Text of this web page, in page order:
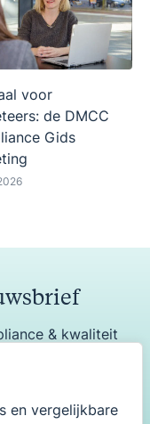
en vergelijkbare
voor
de DMCC
Gids
& kwaliteit